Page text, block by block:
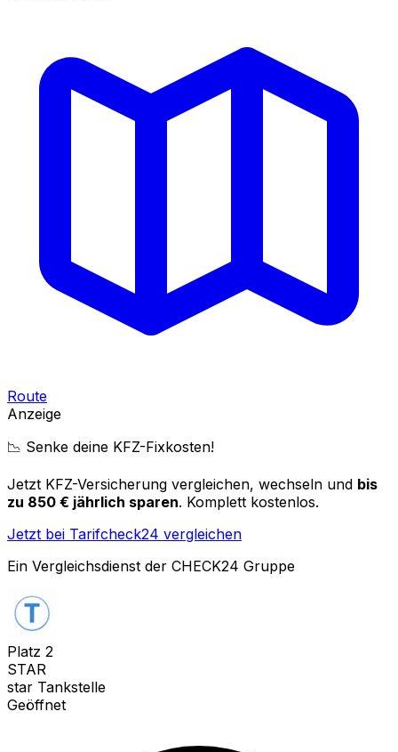
Route
Anzeige
📉 Senke deine KFZ-Fixkosten!
Jetzt KFZ-Versicherung vergleichen, wechseln und bis
zu 850 € jährlich sparen. Komplett kostenlos.
Jetzt bei Tarifcheck24 vergleichen
Ein Vergleichsdienst der CHECK24 Gruppe
Platz 2
STAR
star Tankstelle
Geöffnet